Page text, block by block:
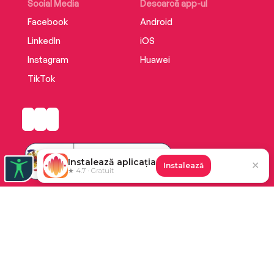
Social Media
Facebook
LinkedIn
Instagram
TikTok
Descarcă app-ul
Android
iOS
Huawei
Instalează aplicația
★ 4.7 · Gratuit
Instalează ✕